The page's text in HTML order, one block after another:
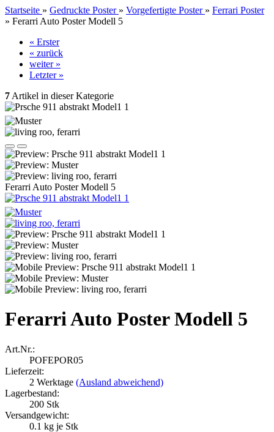
Startseite » Gedruckte Poster » Vorgefertigte Poster » Ferrari Poster
» Ferarri Auto Poster Modell 5
« Erster
« zurück
weiter »
Letzter »
7 Artikel in dieser Kategorie
Ferarri Auto Poster Modell 5
Ferarri Auto Poster Modell 5
Art.Nr.:
POFEPOR05
Lieferzeit:
2 Werktage (Ausland abweichend)
Lagerbestand:
200 Stk
Versandgewicht:
0.1 kg je Stk